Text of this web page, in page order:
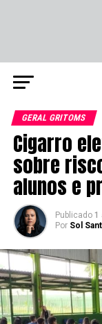
GERAL GRITOMS
Cigarro
sobre
alunos e
Publicado 1
Por Sol